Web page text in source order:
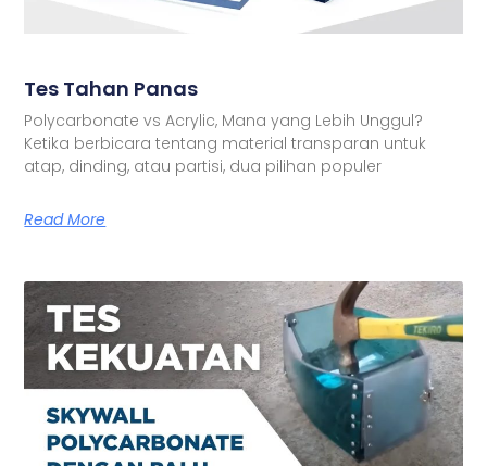
Tes Tahan Panas
Polycarbonate vs Acrylic, Mana yang Lebih Unggul?
Ketika berbicara tentang material transparan untuk
atap, dinding, atau partisi, dua pilihan populer
Read More